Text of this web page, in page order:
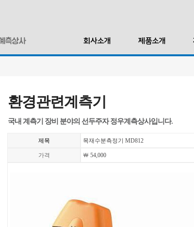
환경관련계측기
국내 계측기 장비 분야의 선두주자 정우계측상사입니다.
제목 목재수분측정기 MD812
가격 ￦ 54,000